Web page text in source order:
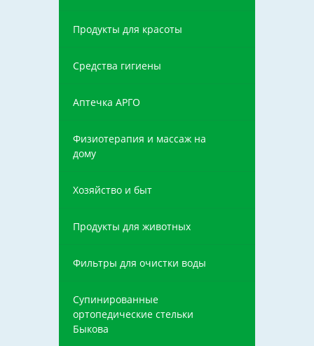
Продукты для красоты
Средства гигиены
Аптечка АРГО
Физиотерапия и массаж на
дому
Хозяйство и быт
Продукты для животных
Фильтры для очистки воды
Супинированные
ортопедические стельки
Быкова